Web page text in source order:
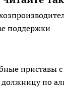
поддержки
приставы
должницу по